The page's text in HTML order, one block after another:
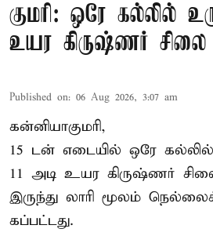
குமரி: ஒரே கல்லில்
உயர கிருஷ்ணர் சிலை
Published on: 06 Aug 2026, 3:07 am
கன்னியாகுமரி,
15 டன் எடையில் ஒரே
11 அடி உயர கிருஷ்ணர் சிலை
இருந்து லாரி மூலம்
கப்பட்டது.